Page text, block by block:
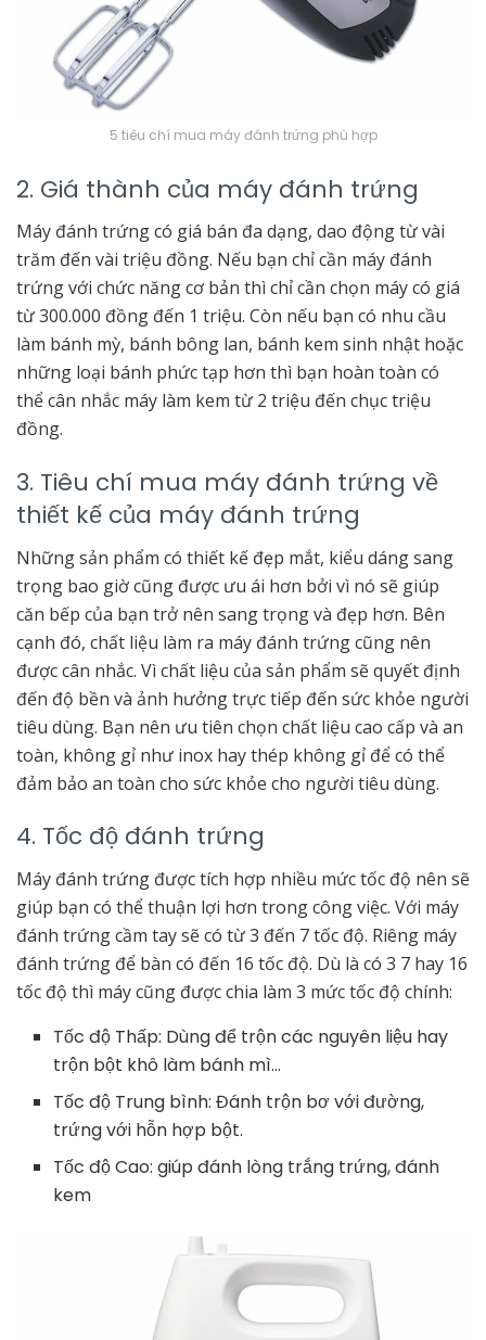
5 tiêu chí mua máy đánh trứng phù hợp
2. Giá thành của máy đánh trứng
Máy đánh trứng có giá bán đa dạng, dao động từ vài
trăm đến vài triệu đồng. Nếu bạn chỉ cần máy đánh
trứng với chức năng cơ bản thì chỉ cần chọn máy có giá
từ 300.000 đồng đến 1 triệu. Còn nếu bạn có nhu cầu
làm bánh mỳ, bánh bông lan, bánh kem sinh nhật hoặc
những loại bánh phức tạp hơn thì bạn hoàn toàn có
thể cân nhắc máy làm kem từ 2 triệu đến chục triệu
đồng.
3. Tiêu chí mua máy đánh trứng về
thiết kế của máy đánh trứng
Những sản phẩm có thiết kế đẹp mắt, kiểu dáng sang
trọng bao giờ cũng được ưu ái hơn bởi vì nó sẽ giúp
căn bếp của bạn trở nên sang trọng và đẹp hơn. Bên
cạnh đó, chất liệu làm ra máy đánh trứng cũng nên
được cân nhắc. Vì chất liệu của sản phẩm sẽ quyết định
đến độ bền và ảnh hưởng trực tiếp đến sức khỏe người
tiêu dùng. Bạn nên ưu tiên chọn chất liệu cao cấp và an
toàn, không gỉ như inox hay thép không gỉ để có thể
đảm bảo an toàn cho sức khỏe cho người tiêu dùng.
4. Tốc độ đánh trứng
Máy đánh trứng được tích hợp nhiều mức tốc độ nên sẽ
giúp bạn có thể thuận lợi hơn trong công việc. Với máy
đánh trứng cầm tay sẽ có từ 3 đến 7 tốc độ. Riêng máy
đánh trứng để bàn có đến 16 tốc độ. Dù là có 3 7 hay 16
tốc độ thì máy cũng được chia làm 3 mức tốc độ chính:
Tốc độ Thấp: Dùng để trộn các nguyên liệu hay
trộn bột khô làm bánh mì…
Tốc độ Trung bình: Đánh trộn bơ với đường,
trứng với hỗn hợp bột.
Tốc độ Cao: giúp đánh lòng trắng trứng, đánh
kem